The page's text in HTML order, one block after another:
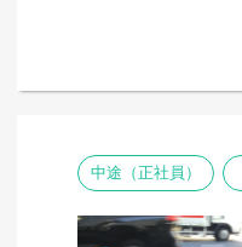
中途（正社員）